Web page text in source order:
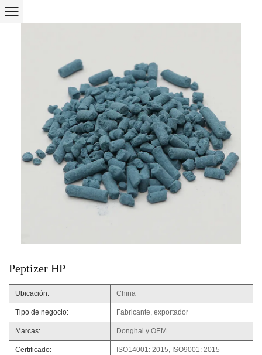
Peptizer HP
Ubicación: China
Tipo de negocio: Fabricante, exportador
Marcas: Donghai y OEM
Certificado: ISO14001: 2015, ISO9001: 2015